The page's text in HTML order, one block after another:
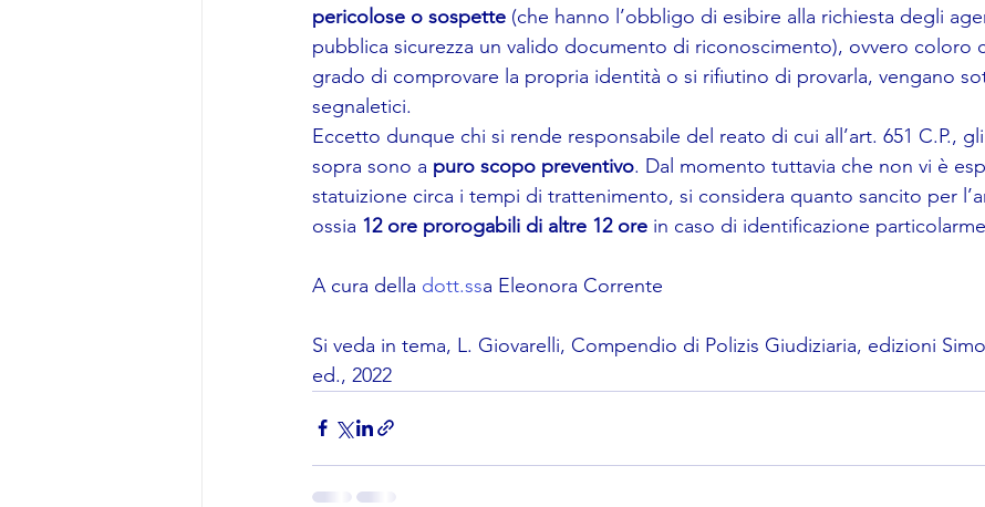
pericolose o sospette (che hanno l’obbligo di esibire alla richiesta degli
pubblica sicurezza un valido documento di riconoscimento), ovvero coloro
grado di comprovare la propria identità o si rifiutino di provarla, vengano
segnaletici.
Eccetto dunque chi si rende responsabile del reato di cui all’art. 651 C.P.,
sopra sono a puro scopo preventivo. Dal momento tuttavia che non vi è
statuizione circa i tempi di trattenimento, si considera quanto sancito per
ossia 12 ore prorogabili di altre 12 ore in caso di identificazione
A cura della dott.ssa Eleonora Corrente
Si veda in tema, L. Giovarelli, Compendio di Polizis Giudiziaria, edizioni
ed., 2022